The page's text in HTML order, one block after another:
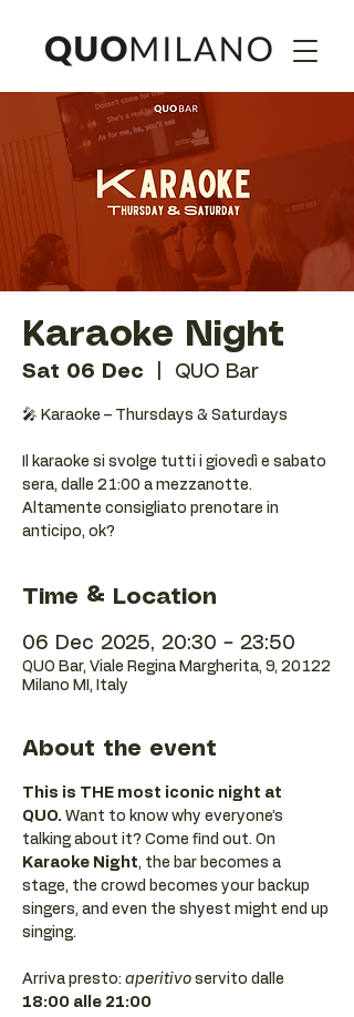
Karaoke Night
Sat 06 Dec QUO Bar
🎤 Karaoke – Thursdays & Saturdays
Il karaoke si svolge tutti i giovedì e sabato
sera, dalle 21:00 a mezzanotte.
Altamente consigliato prenotare in
anticipo, ok?
Time & Location
06 Dec 2025, 20:30 – 23:50
QUO Bar, Viale Regina Margherita, 9, 20122
Milano MI, Italy
About the event
This is THE most iconic night at
QUO. Want to know why everyone’s
talking about it? Come find out. On
Karaoke Night, the bar becomes a
stage, the crowd becomes your backup
singers, and even the shyest might end up
singing.
Arriva presto: aperitivo servito dalle
18:00 alle 21:00